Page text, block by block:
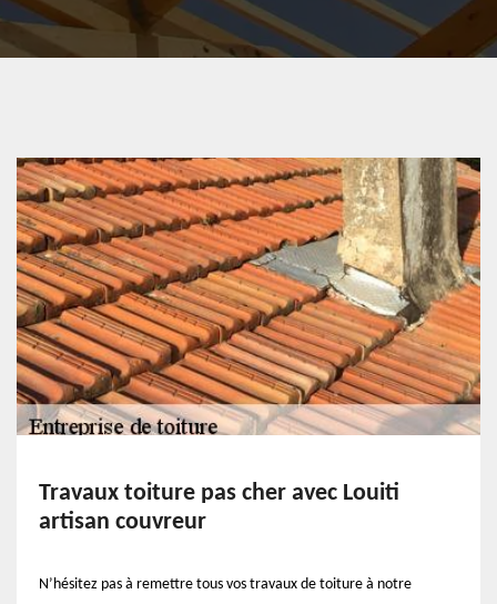
Travaux toiture pas cher avec Louiti
artisan couvreur
N’hésitez pas à remettre tous vos travaux de toiture à notre